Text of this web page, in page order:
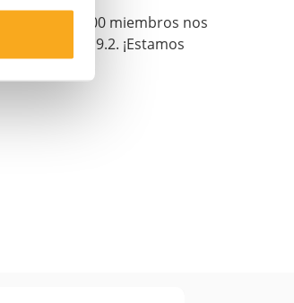
750,000 miembros nos
con un 9.2. ¡Estamos
orgullosos!